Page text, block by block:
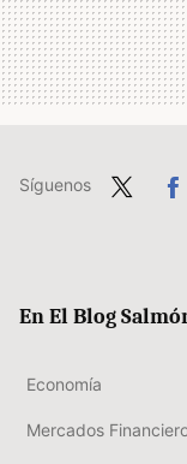
Síguenos
En El Blog
Economía
Mercados